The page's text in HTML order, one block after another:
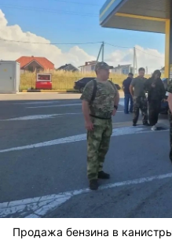
Продажа бензина в